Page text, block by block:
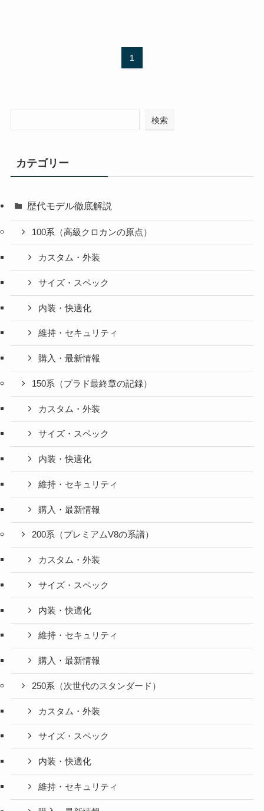
1
検索
カテゴリー
歴代モデル徹底解説
100系（高級クロカンの原点）
カスタム・外装
サイズ・スペック
内装・快適化
維持・セキュリティ
購入・最新情報
150系（プラド最終章の記録）
カスタム・外装
サイズ・スペック
内装・快適化
維持・セキュリティ
購入・最新情報
200系（プレミアムV8の系譜）
カスタム・外装
サイズ・スペック
内装・快適化
維持・セキュリティ
購入・最新情報
250系（次世代のスタンダード）
カスタム・外装
サイズ・スペック
内装・快適化
維持・セキュリティ